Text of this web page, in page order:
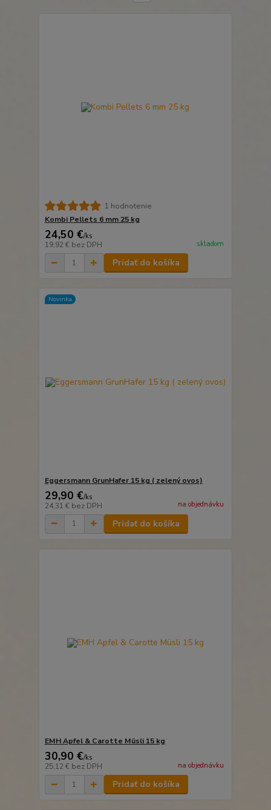
1 hodnotenie
Kombi Pellets 6 mm 25 kg
24,50 €/ks
19,92 € bez DPH skladom
Pridať do košíka
Novinka
Eggersmann GrunHafer 15 kg ( zelený ovos)
29,90 €/ks
24,31 € bez DPH na objednávku
Pridať do košíka
EMH Apfel & Carotte Müsli 15 kg
30,90 €/ks
25,12 € bez DPH na objednávku
Pridať do košíka